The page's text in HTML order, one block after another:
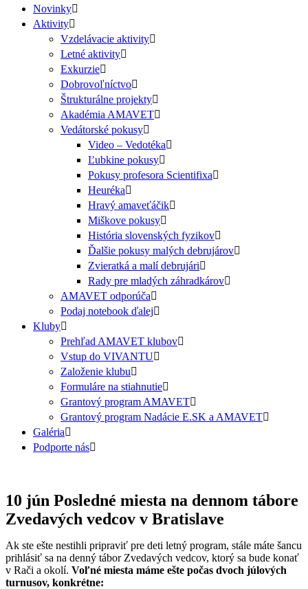
Novinky
Aktivity
Vzdelávacie aktivity
Letné aktivity
Exkurzie
Dobrovoľníctvo
Štrukturálne projekty
Akadémia AMAVET
Vedátorské pokusy
Video – Vedotéka
Ľubkine pokusy
Pokusy profesora Scientifixa
Heuréka
Hravý amaveťáčik
Miškove pokusy
História slovenských fyzikov
Ďalšie pokusy malých debrujárov
Zvieratká a malí debrujári
Rady pre mladých záhradkárov
AMAVET odporúča
Podaj notebook ďalej
Kluby
Prehľad AMAVET klubov
Vstup do VIVANTU
Založenie klubu
Formuláre na stiahnutie
Grantový program AMAVET
Grantový program Nadácie E.SK a AMAVET
Galéria
Podporte nás
10 jún Posledné miesta na dennom tábore
Zvedavých vedcov v Bratislave
Ak ste ešte nestihli pripraviť pre deti letný program, stále máte šancu
prihlásiť sa na denný tábor Zvedavých vedcov, ktorý sa bude konať
v Rači a okolí. Voľné miesta máme ešte počas dvoch júlových
turnusov, konkrétne: